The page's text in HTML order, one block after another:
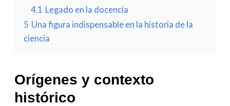
4.1 Legado en la docencia
5 Una figura indispensable en la historia de la
ciencia
Orígenes y contexto
histórico